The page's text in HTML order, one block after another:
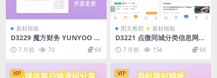
素材模板
D3229 魔方财务 YUNYOO 购
物车+会员中心模板
7 月前 70 66
图文教程 素材模板
D3221 点微同城分类信息网站
源码，全套插件带微信小程序
前端附教程
7 月前 154 66
VIP VIP